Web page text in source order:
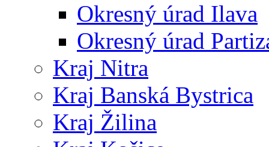
Okresný úrad Ilava
Okresný úrad
Kraj Nitra
Kraj Banská Bystrica
Kraj Žilina